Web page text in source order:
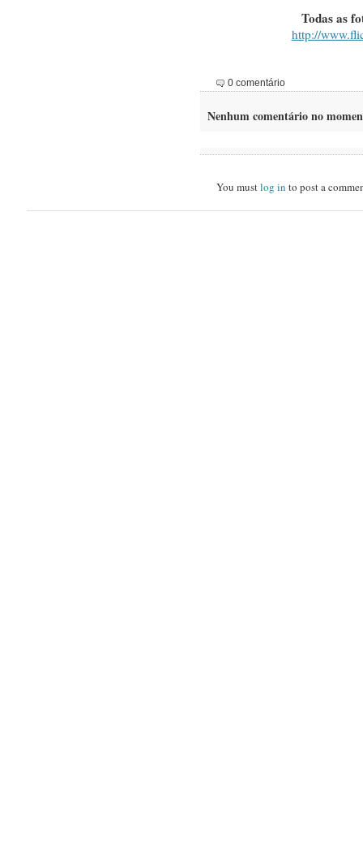
Todas as
http://
0 comentário
Nenhum comentário no
You mustlog in to post a